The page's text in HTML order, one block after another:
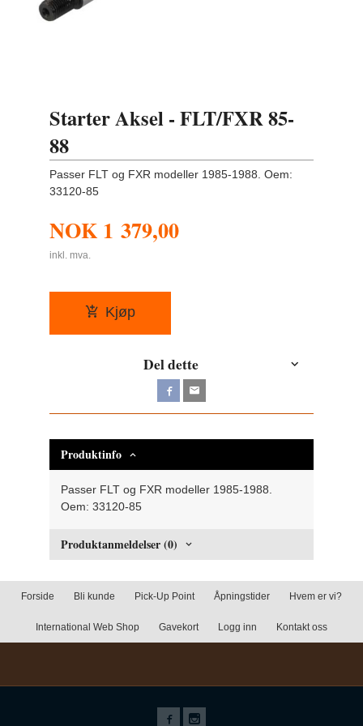
Starter Aksel - FLT/FXR 85-
88
Passer FLT og FXR modeller 1985-1988. Oem:
33120-85
NOK 1 379,00
inkl. mva.
Kjøp
Del dette
Produktinfo
Passer FLT og FXR modeller 1985-1988.
Oem: 33120-85
Produktanmeldelser (0)
Forside Bli kunde Pick-Up Point Åpningstider Hvem er vi?
International Web Shop Gavekort Logg inn Kontakt oss